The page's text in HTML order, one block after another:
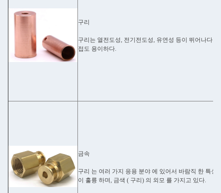
구리
구리는 열전도성, 전기전도성, 유연성 등이 뛰어나다.
접도 용이하다.
금속
구리 는 여러 가지 응용 분야 에 있어서 바람직 한 특성
이 훌륭 하며, 금색 ( 구리) 의 외모 를 가지고 있다.